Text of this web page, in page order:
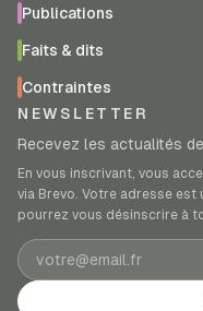
Publications
Faits & dits
Contraintes
NEWSLETTER
Recevez les actualités de
En vous inscrivant, vous
via Brevo. Votre adresse
pourrez vous désinscrire à
Adresse e-mail